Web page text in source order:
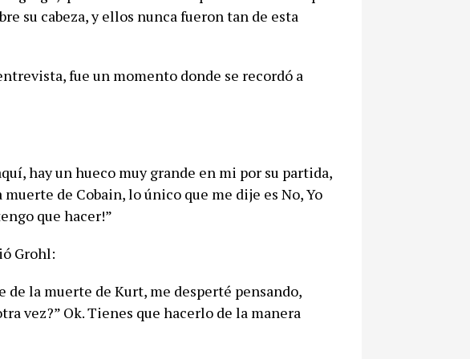
su cabeza, y ellos nunca fueron tan de esta
fue un momento donde se recordó a
hay un hueco muy grande en mi por su partida,
de Cobain, lo único que me dije es No, Yo
que hacer!”
Grohl:
de la muerte de Kurt, me desperté pensando,
vez?” Ok. Tienes que hacerlo de la manera